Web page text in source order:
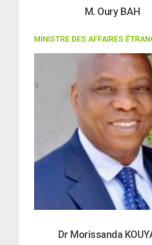
M. Oury BAH
MINISTRE DES AFFAIRES
Dr Morissanda